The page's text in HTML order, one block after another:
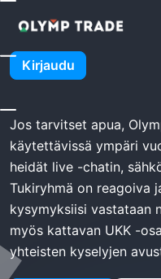
Kirjaudu
Kotiin Olymptrade Tuki
Jos tarvitset apua,
käytettävissä ympäri
heidät live -chatin,
Tukiryhmä on reagoiva
kysymyksiisi vastataan
myös kattavan UKK -
yhteisten kyselyjen